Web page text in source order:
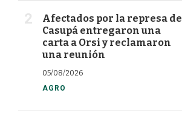
Afectados por la represa de
Casupá entregaron una
carta a Orsi y reclamaron
una reunión
05/08/2026
AGRO